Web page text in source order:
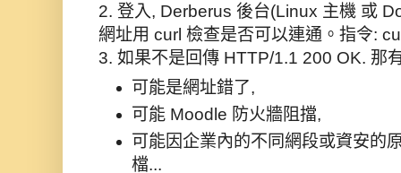
2. 登入, Derberus 後台(Linux 主機 或
網址用 curl 檢查是否可以連通。指令:
可能是網址錯了,
可能 Moodle 防火牆阻擋,
可能因企業內的不同網段或資安的